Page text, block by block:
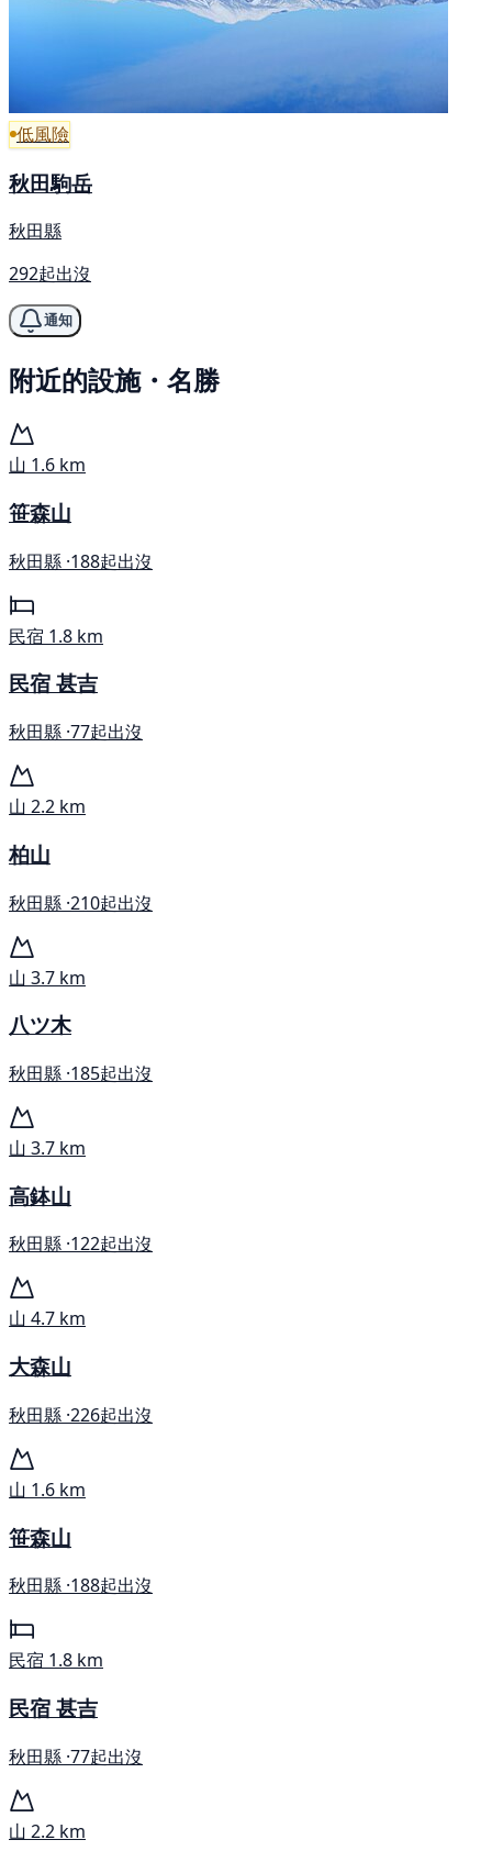
低風險
秋田駒岳
秋田縣
292起出沒
通知
附近的設施・名勝
山 1.6 km
笹森山
秋田縣 ·188起出沒
民宿 1.8 km
民宿 甚吉
秋田縣 ·77起出沒
山 2.2 km
柏山
秋田縣 ·210起出沒
山 3.7 km
八ツ木
秋田縣 ·185起出沒
山 3.7 km
高鉢山
秋田縣 ·122起出沒
山 4.7 km
大森山
秋田縣 ·226起出沒
山 1.6 km
笹森山
秋田縣 ·188起出沒
民宿 1.8 km
民宿 甚吉
秋田縣 ·77起出沒
山 2.2 km